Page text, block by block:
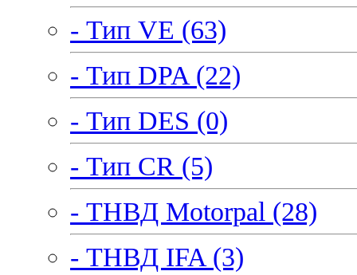
- Тип VE (63)
- Тип DPA (22)
- Тип DES (0)
- Тип CR (5)
- ТНВД Motorpal (28)
- ТНВД IFA (3)